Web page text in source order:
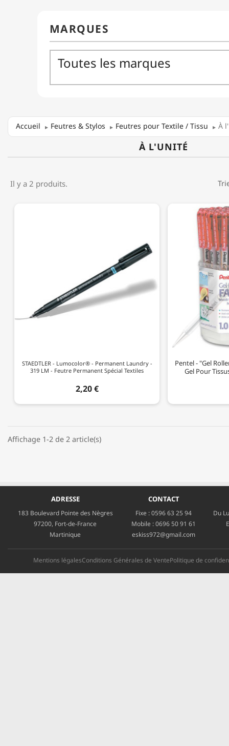
Accueil Feutres & Stylos Feutres pour Textile / Tissu À
À L'UNITÉ
Il y a 2 produits.
STAEDTLER - Lumocolor® - Permanent Laundry -
319 LM - Feutre Permanent Spécial Textiles
2,20 €
Pentel - "Gel
Gel Pour
Affichage 1-2 de 2 article(s)
ADRESSE
183 Boulevard Pointe des Nègres
97200, Fort-de-France
Martinique
CONTACT
Fixe :0596 63 25 94
Mobile :0696 50 91 61
eskiss972@gmail.com
Du
Mentions légalesConditions Générales de VentePolitique de